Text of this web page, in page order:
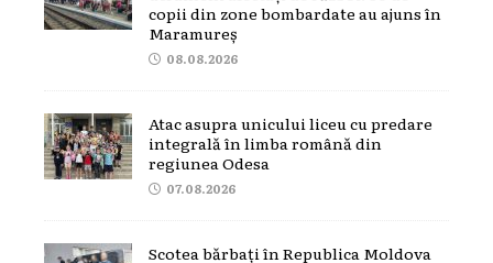
copii din zone bombardate au ajuns în
Maramureș
08.08.2026
Atac asupra unicului liceu cu predare
integrală în limba română din
regiunea Odesa
07.08.2026
Scotea bărbați în Republica Moldova